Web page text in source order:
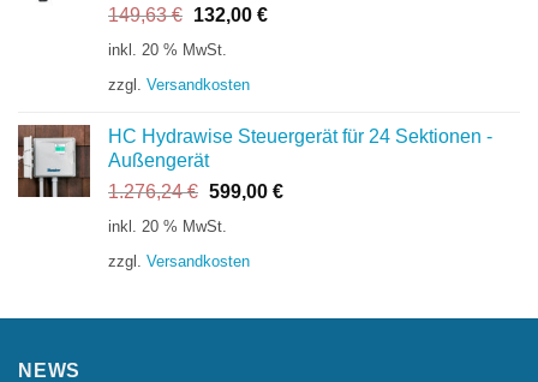
149,63€ Ursprünglicher
Preis
149,63 €
132,00 €Aktueller
inkl. 20 % MwSt.
zzgl. Versandkosten
HC Hydrawise Steuergerät für 24 Sektionen -
Außengerät
1.276,24€ Ursprünglicher
Preis
1.276,24 €
599,00 €Aktueller
inkl. 20 % MwSt.
zzgl. Versandkosten
NEWS